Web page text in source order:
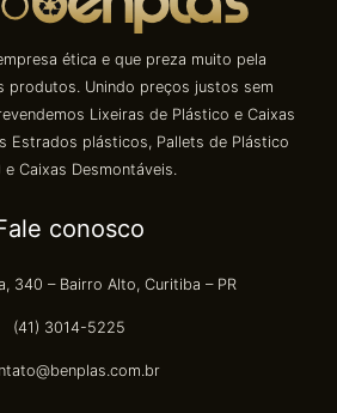
ética e que preza muito pela
produtos. Unindo preços justos sem
Lixeiras de Plástico e Caixas
Estrados plásticos, Pallets de Plástico
e Caixas Desmontáveis.
conosco
340 – Bairro Alto, Curitiba – PR
(41) 3014-5225